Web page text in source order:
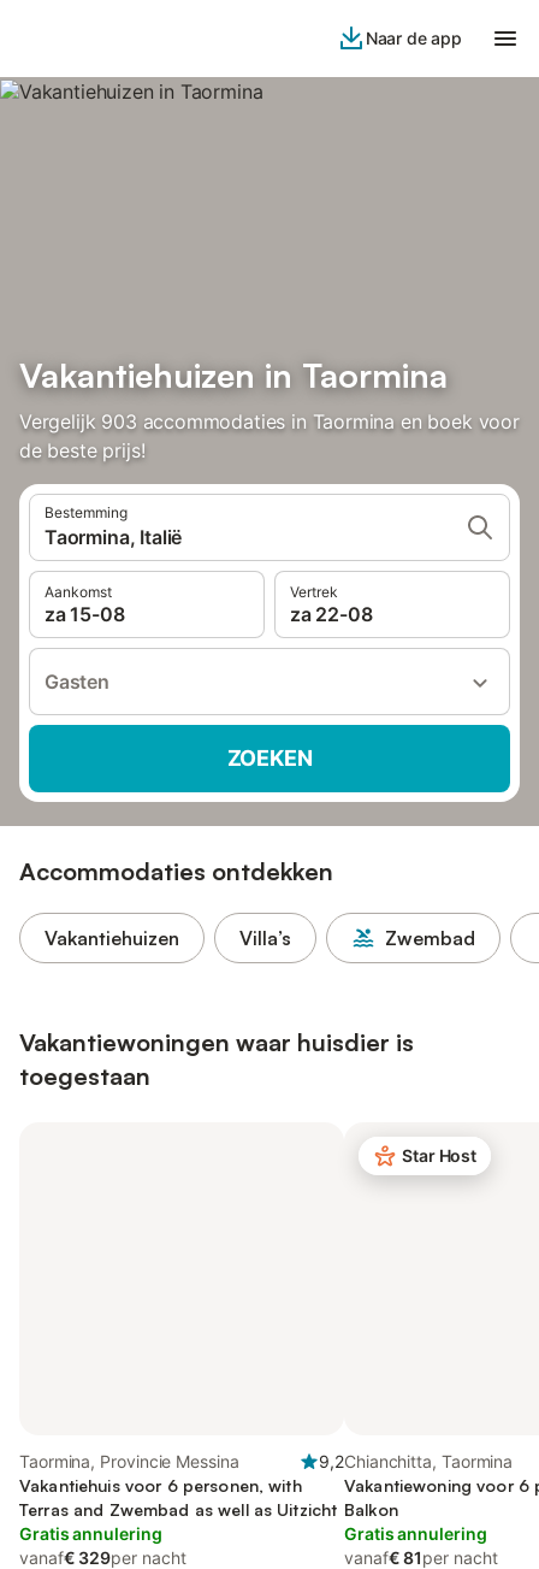
Naar de app
Vakantiehuizen in Taormina
Vergelijk 903 accommodaties in Taormina en boek voor
de beste prijs!
Bestemming
Taormina, Italië
Aankomst
za 15-08
Vertrek
za 22-08
Gasten
ZOEKEN
Accommodaties ontdekken
Vakantiehuizen Villa’s Zwembad
Vakantiewoningen waar huisdier is
toegestaan
Taormina, Provincie Messina
9,2
Vakantiehuis voor 6 personen, with
Terras and Zwembad as well as Uitzicht
Gratis annulering
vanaf€ 329per nacht
Star Host
Chianchitta, Taormina
Vakantiewoning voor 6
Balkon
Gratis annulering
vanaf€ 81per nacht